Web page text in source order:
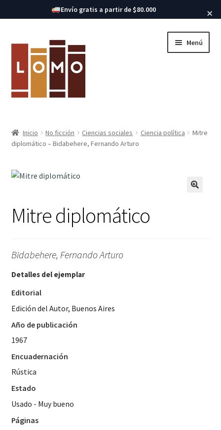
Buscar libros
Envío gratis a partir de $80.000 ×
la
navegación
contenido
Menú
Libros
hijo
Inicio No ficción Ciencias sociales Ciencia política
Mitre
diplomático – Bidabehere, Fernando Arturo
Mitre diplomático
Bidabehere, Fernando Arturo
Detalles del ejemplar
Editorial
Edición del Autor, Buenos Aires
Año de publicación
1967
Encuadernación
Rústica
Estado
Usado - Muy bueno
Páginas